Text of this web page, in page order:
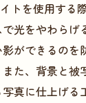
撮影スタジオ
トスタジオ運
トを使用する
光をやわらげ
ができるのを
た、背景と被
真に仕上げる